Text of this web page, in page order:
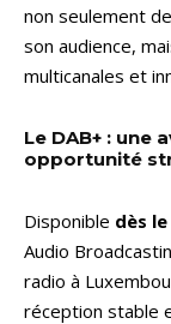
non seulement
son audience,
multicanales et
Le DAB+ : une
opportunité
Disponible dès
Audio
radio à
réception stable